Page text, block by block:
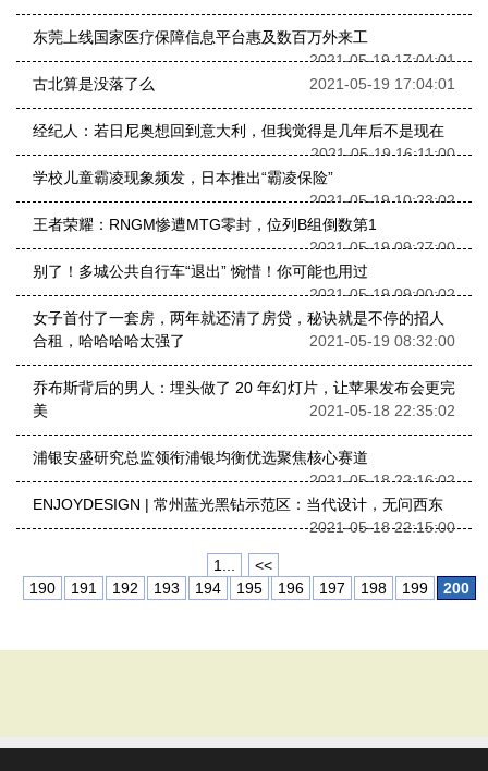
东莞上线国家医疗保障信息平台惠及数百万外来工
2021-05-19 17:04:01
古北算是没落了么
2021-05-19 17:04:01
经纪人：若日尼奥想回到意大利，但我觉得是几年后不是现在
2021-05-19 16:11:00
学校儿童霸凌现象频发，日本推出“霸凌保险”
2021-05-19 10:23:02
王者荣耀：RNGM惨遭MTG零封，位列B组倒数第1
2021-05-19 09:27:00
别了！多城公共自行车“退出” 惋惜！你可能也用过
2021-05-19 09:00:02
女子首付了一套房，两年就还清了房贷，秘诀就是不停的招人
合租，哈哈哈哈太强了
2021-05-19 08:32:00
乔布斯背后的男人：埋头做了 20 年幻灯片，让苹果发布会更完
美
2021-05-18 22:35:02
浦银安盛研究总监领衔浦银均衡优选聚焦核心赛道
2021-05-18 22:16:02
ENJOYDESIGN | 常州蓝光黑钻示范区：当代设计，无问西东
2021-05-18 22:15:00
1...
<<
190
191 192 193 194 195 196 197 198 199 200